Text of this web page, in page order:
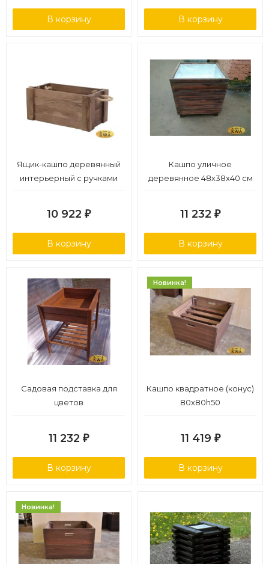
В корзину В корзину
Ящик-кашпо деревянный
интерьерный с ручками
10 922 ₽
В корзину
Кашпо уличное
деревянное 48х38х40 см
11 232 ₽
В корзину
Садовая подставка для
цветов
11 232 ₽
В корзину
Новинка!
Кашпо квадратное (конус)
80х80h50
11 419 ₽
В корзину
Новинка!